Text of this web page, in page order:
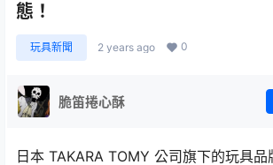
態！
玩具新聞 2 years ago 0
脆笛捲心酥
日本 TAKARA TOMY 公司旗下的玩具